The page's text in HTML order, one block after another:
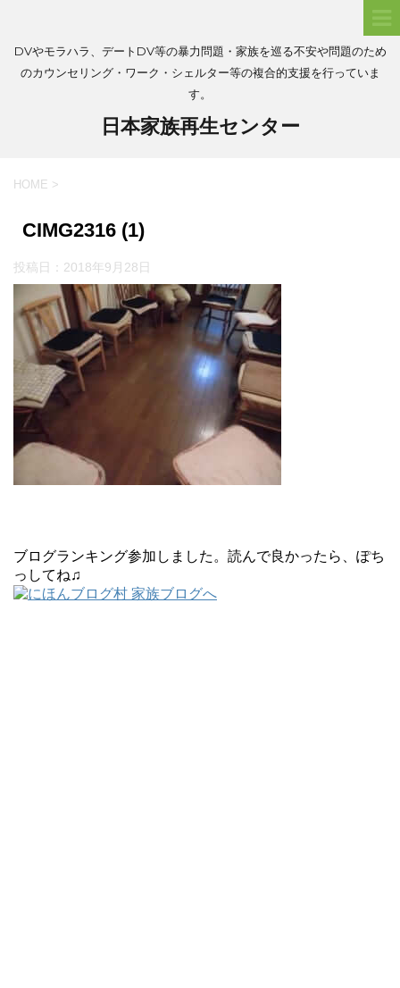
DVやモラハラ、デートDV等の暴力問題・家族を巡る不安や問題のため
のカウンセリング・ワーク・シェルター等の複合的支援を行っていま
す。
日本家族再生センター
HOME >
CIMG2316 (1)
投稿日： 2018年9月28日
ブログランキング参加しました。読んで良かったら、ぽち
っしてね♫